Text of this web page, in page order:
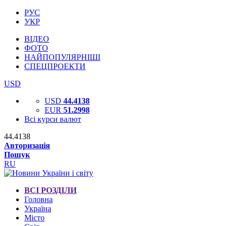
РУС
УКР
ВІДЕО
ФОТО
НАЙПОПУЛЯРНІШІ
СПЕЦПРОЕКТИ
USD
USD 44.4138
EUR 51.2998
Всі курси валют
44.4138
Авторизація
Пошук
RU
ВСІ РОЗДІЛИ
Головна
Україна
Місто